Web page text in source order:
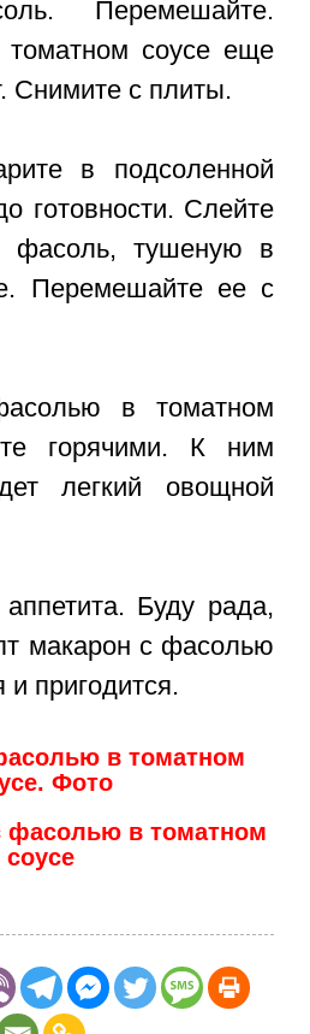
Перемешайте.
соусе еще
Снимите с плиты.
в подсоленной
готовности. Слейте
фасоль, тушеную в
Перемешайте ее с
в томатном
горячими. К ним
легкий овощной
Буду рада,
макарон с фасолью
пригодится.
в томатном
Фото